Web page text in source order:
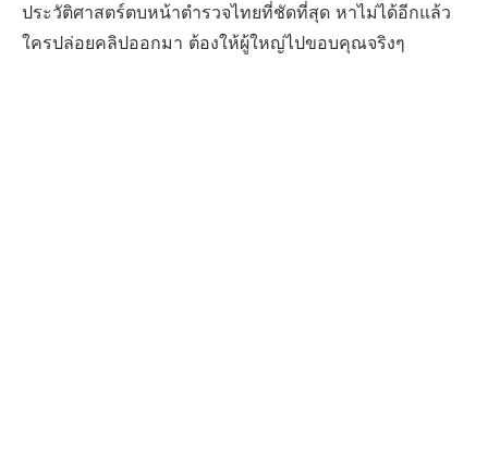
ประวัติศาสตร์ตบหน้าตำรวจไทยที่ชัดที่สุด หาไม่ได้อีกแล้ว
ใครปล่อยคลิปออกมา ต้องให้ผู้ใหญ่ไปขอบคุณจริงๆ